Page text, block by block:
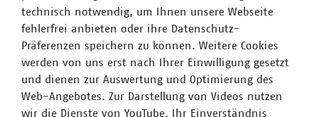
Dipl.-Ing. Nadine Steinbach
technisch notwendig, um Ihnen unsere Webseite
fehlerfrei anbieten oder ihre Datenschutz-
Präferenzen speichern zu können. Weitere Cookies
werden von uns erst nach Ihrer Einwilligung gesetzt
und dienen zur Auswertung und Optimierung des
Web-Angebotes. Zur Darstellung von Videos nutzen
wir die Dienste von YouTube. Ihr Einverständnis